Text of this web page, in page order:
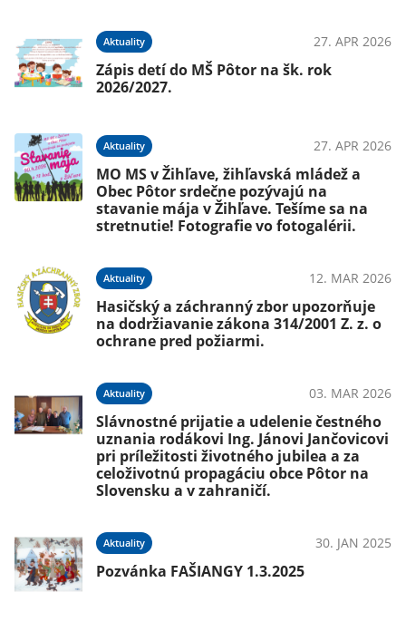
Aktuality 27. APR 2026
Zápis detí do MŠ Pôtor na šk. rok
2026/2027.
Aktuality 27. APR 2026
MO MS v Žihľave, žihľavská mládež a
Obec Pôtor srdečne pozývajú na
stavanie mája v Žihľave. Tešíme sa na
stretnutie! Fotografie vo fotogalérii.
Aktuality 12. MAR 2026
Hasičský a záchranný zbor upozorňuje
na dodržiavanie zákona 314/2001 Z. z. o
ochrane pred požiarmi.
Aktuality 03. MAR 2026
Slávnostné prijatie a udelenie čestného
uznania rodákovi Ing. Jánovi Jančovicovi
pri príležitosti životného jubilea a za
celoživotnú propagáciu obce Pôtor na
Slovensku a v zahraničí.
Aktuality 30. JAN 2025
Pozvánka FAŠIANGY 1.3.2025